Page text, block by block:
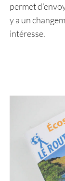
permet
y a un
intéresse.